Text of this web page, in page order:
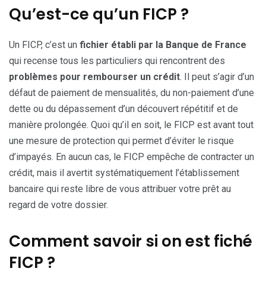
Qu’est-ce qu’un FICP ?
Un FICP, c’est un fichier établi par la Banque de France
qui recense tous les particuliers qui rencontrent des
problèmes pour rembourser un crédit. Il peut s’agir d’un
défaut de paiement de mensualités, du non-paiement d’une
dette ou du dépassement d’un découvert répétitif et de
manière prolongée. Quoi qu’il en soit, le FICP est avant tout
une mesure de protection qui permet d’éviter le risque
d’impayés. En aucun cas, le FICP empêche de contracter un
crédit, mais il avertit systématiquement l’établissement
bancaire qui reste libre de vous attribuer votre prêt au
regard de votre dossier.
Comment savoir si on est fiché
FICP ?